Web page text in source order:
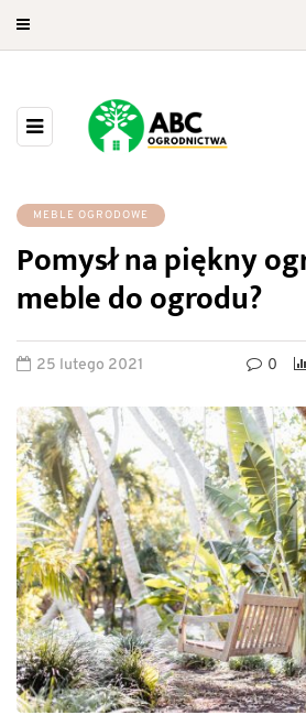
MEBLE OGRODOWE
Pomysł na piękny
meble do ogrodu?
25 lutego 2021 0